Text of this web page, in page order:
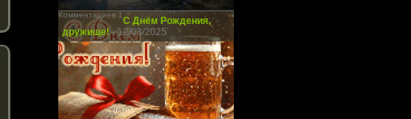
Комментариев 1
С Днём Рождения,
дружище!- 12/03/2025